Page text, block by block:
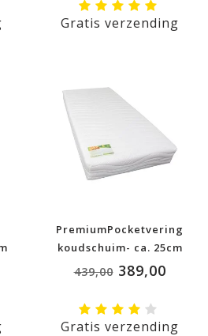
Gratis verzending
PremiumPocketvering
koudschuim- ca. 25cm
dikte
439,00389,00
Gratis verzending